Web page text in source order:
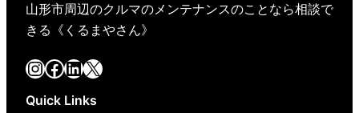
山形市周辺のクルマのメンテナンスのことなら相談で
きる《くるまやさん》
InstagramFacebook LinkedIn X
Quick Links